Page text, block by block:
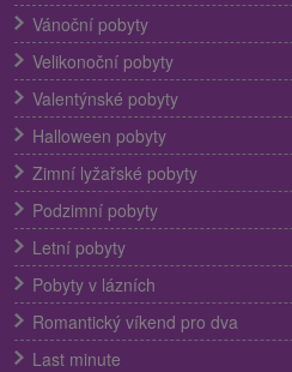
Vánoční pobyty
Velikonoční pobyty
Valentýnské pobyty
Halloween pobyty
Zimní lyžařské pobyty
Podzimní pobyty
Letní pobyty
Pobyty v lázních
Romantický víkend pro dva
Last minute